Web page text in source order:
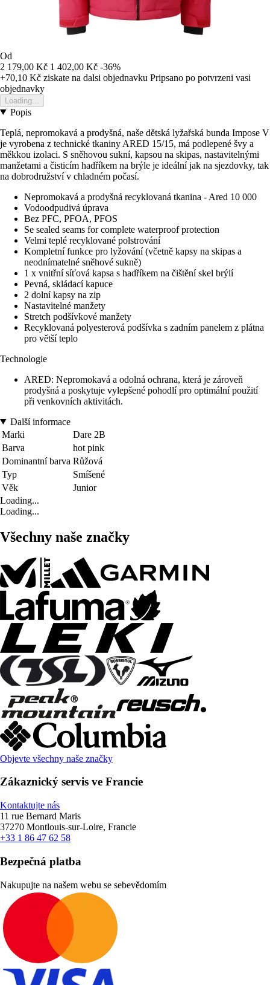
Od
2 179,00 Kč 1 402,00 Kč -36%
+70,10 Kč ziskate na dalsi objednavku Pripsano po potvrzeni vasi
objednavky
Loading...
Popis
Teplá, nepromokavá a prodyšná, naše dětská lyžařská bunda Impose V
je vyrobena z technické tkaniny ARED 15/15, má podlepené švy a
měkkou izolaci. S sněhovou sukní, kapsou na skipas, nastavitelnými
manžetami a čisticím hadříkem na brýle je ideální jak na sjezdovky, tak
na dobrodružství v chladném počasí.
Nepromokavá a prodyšná recyklovaná tkanina - Ared 10 000
Vodoodpudivá úprava
Bez PFC, PFOA, PFOS
Se sealed seams for complete waterproof protection
Velmi teplé recyklované polstrování
Kompletní funkce pro lyžování (včetně kapsy na skipas a
neodnímatelné sněhové sukně)
1 x vnitřní síťová kapsa s hadříkem na čištění skel brýlí
Pevná, skládací kapuce
2 dolní kapsy na zip
Nastavitelné manžety
Stretch podšívkové manžety
Recyklovaná polyesterová podšívka s zadním panelem z plátna
pro větší teplo
Technologie
ARED: Nepromokavá a odolná ochrana, která je zároveň
prodyšná a poskytuje vylepšené pohodlí pro optimální použití
při venkovních aktivitách.
Další informace
Marki
Dare 2B
Barva
hot pink
Dominantní barva Růžová
Typ
Smíšené
Věk
Junior
Loading...
Loading...
Všechny naše značky
Objevte všechny naše značky
Zákaznický servis ve Francie
Kontaktujte nás
11 rue Bernard Maris
37270 Montlouis-sur-Loire, Francie
+33 1 86 47 62 58
Bezpečná platba
Nakupujte na našem webu se sebevědomím